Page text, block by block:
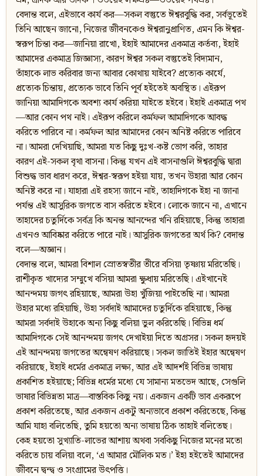
বেদান্ত বলে, এইভাবে কার্য কর—সকল বস্তুতে ঈশ্বরবুদ্ধি কর, সর্বভূতেই
তিনি আছেন জানো, নিজের জীবনকেও ঈশ্বরানুপ্রাণিত, এমন কি ঈশ্বর-
স্বরূপ চিন্তা কর—জানিয়া রাখো, ইহাই আমাদের একমাত্র কর্তব্য, ইহাই
আমাদের একমাত্র জিজ্ঞাস্য, কারণ ঈশ্বর সকল বস্তুতেই বিদ্যমান,
তাঁহাকে লাভ করিবার জন্য আবার কোথায় যাইবে? প্রত্যেক কার্যে,
প্রত্যেক চিন্তায়, প্রত্যেক ভাবে তিনি পূর্ব হইতেই অবস্থিত। এইরূপ
জানিয়া আমাদিগকে অবশ্য কার্য করিয়া যাইতে হইবে। ইহাই একমাত্র পথ
—আর কোন পথ নাই। এইরূপ করিলে কর্মফল আমাদিগকে আবদ্ধ
করিতে পারিবে না। কর্মফল আর আমাদের কোন অনিষ্ট করিতে পারিবে
না। আমরা দেখিয়াছি, আমরা যত কিছু দুঃখ-কষ্ট ভোগ করি, তাহার
কারণ এই-সকল বৃথা বাসনা। কিন্তু যখন এই বাসনাগুলি ঈশ্বরবুদ্ধি দ্বারা
বিশুদ্ধ ভাব ধারণ করে, ঈশ্বর-স্বরূপ হইয়া যায়, তখন উহারা আর কোন
অনিষ্ট করে না। যাহারা এই রহস্য জানে নাই, তাহাদিগকে ইহা না জানা
পর্যন্ত এই আসুরিক জগতে বাস করিতে হইবে। লোকে জানে না, এখানে
তাহাদের চতুর্দিকে সর্বত্র কি অনন্ত আনন্দের খনি রহিয়াছে, কিন্তু তাহারা
এখনও আবিষ্কার করিতে পারে নাই। আসুরিক জগতের অর্থ কি? বেদান্ত
বলে—অজ্ঞান।
বেদান্ত বলে, আমরা বিশাল স্রোতস্বতীর তীরে বসিয়া তৃষ্ণায় মরিতেছি।
রাশীকৃত খাদ্যের সম্মুখে বসিয়া আমরা ক্ষুধায় মরিতেছি। এইখানেই
আনন্দময় জগৎ রহিয়াছে, আমরা উহা খুঁজিয়া পাইতেছি না। আমরা
উহার মধ্যে রহিয়াছি, উহা সর্বদাই আমাদের চতুর্দিকে রহিয়াছে, কিন্তু
আমরা সর্বদাই উহাকে অন্য কিছু বলিয়া ভুল করিতেছি। বিভিন্ন ধর্ম
আমাদিগকে সেই আনন্দময় জগৎ দেখাইয়া দিতে অগ্রসর। সকল হৃদয়ই
এই আনন্দময় জগতের অন্বেষণ করিয়াছে। সকল জাতিই ইহার অন্বেষণ
করিয়াছে, ইহাই ধর্মের একমাত্র লক্ষ্য, আর এই আদর্শই বিভিন্ন ভাষায়
প্রকাশিত হইয়াছে; বিভিন্ন ধর্মের মধ্যে যে সামান্য মতভেদ আছে, সেগুলি
ভাষার বিভিন্নতা মাত্র—বাস্তবিক কিছু নয়। একজন একটি ভাব একরূপে
প্রকাশ করিতেছে, আর একজন একটু অন্যভাবে প্রকাশ করিতেছে, কিন্তু
আমি যাহা বলিতেছি, তুমি হয়তো অন্য ভাষায় ঠিক তাহাই বলিতেছ।
কেহ হয়তো সুখ্যাতি-লাভের আশায় অথবা সবকিছু নিজের মনের মতো
করিতে চায় বলিয়া বলে, ‘এ আমার মৌলিক মত।’ ইহা হইতেই আমাদের
জীবনে দ্বন্দ্ব ও সংগ্রামের উৎপত্তি।